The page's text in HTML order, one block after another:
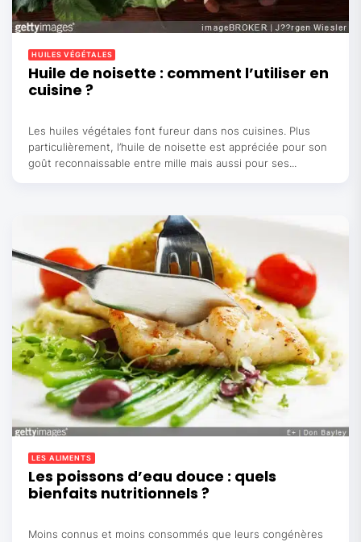
HUILES VÉGÉTALES
Huile de noisette : comment l’utiliser en
cuisine ?
Les huiles végétales font fureur dans nos cuisines. Plus
particulièrement, l’huile de noisette est appréciée pour son
goût reconnaissable entre mille mais aussi pour ses...
LES ALIMENTS
Les poissons d’eau douce : quels
bienfaits nutritionnels ?
Moins connus et moins consommés que leurs congénères